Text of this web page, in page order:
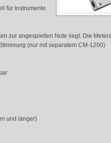
für Instrumente
zur angespielten Note liegt. Die
(nur mit separatem CM-1200)
und länger)